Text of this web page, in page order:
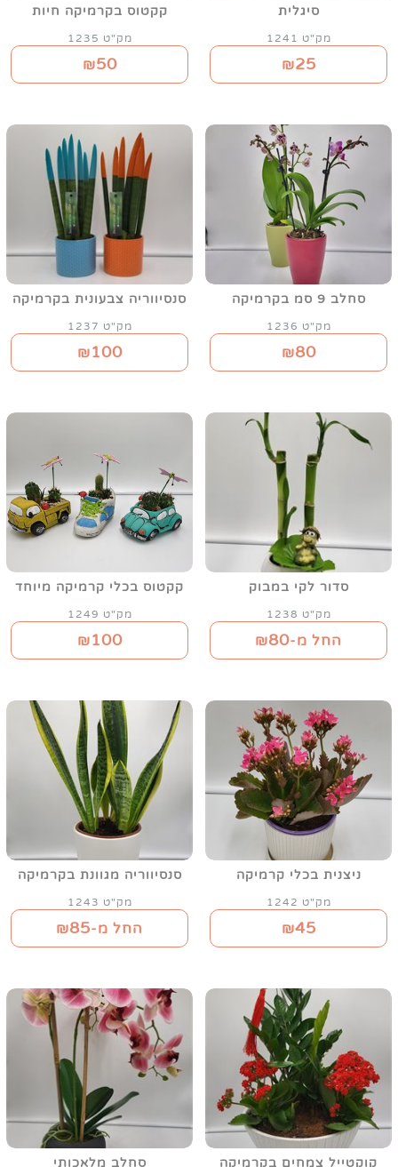
סיגלית
מק"ט 1241
₪25
קקטוס בקרמיקה חיות
מק"ט 1235
₪50
סחלב 9 סמ בקרמיקה
מק"ט 1236
₪80
סנסיווריה צבעונית בקרמיקה
מק"ט 1237
₪100
סדור לקי במבוק
מק"ט 1238
החל מ-₪80
קקטוס בכלי קרמיקה מיוחד
מק"ט 1249
₪100
ניצנית בכלי קרמיקה
מק"ט 1242
₪45
סנסיווריה מגוונת בקרמיקה
מק"ט 1243
החל מ-₪85
קוקטייל צמחים בקרמיקה סחלב מלאכותי